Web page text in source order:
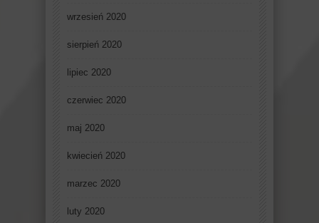
wrzesień 2020
sierpień 2020
lipiec 2020
czerwiec 2020
maj 2020
kwiecień 2020
marzec 2020
luty 2020